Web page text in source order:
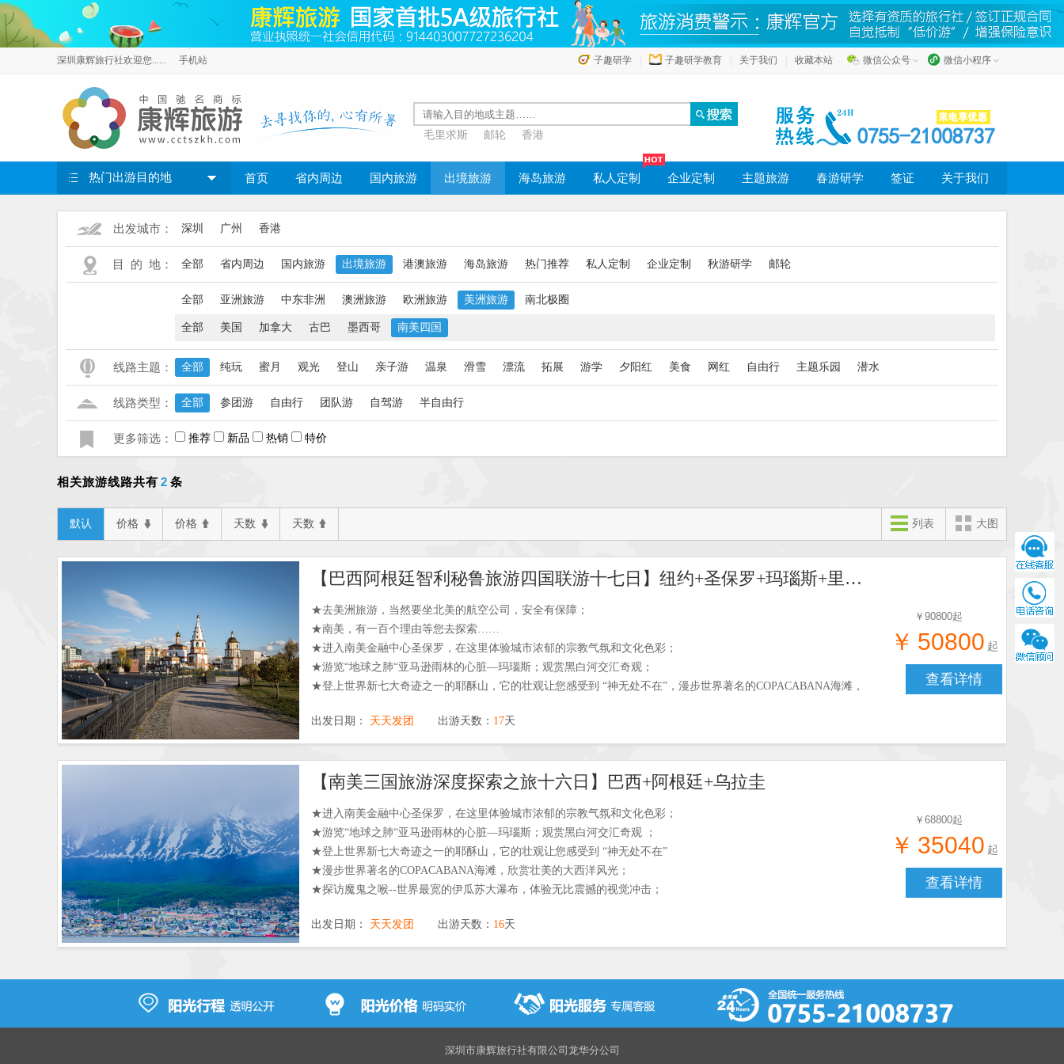
深圳康辉旅行社欢迎您...... 手机站 微信小程序
微信公众号
子趣研学 子趣研学教育 关于我们 收藏本站
毛里求斯 邮轮 香港
热门出游目的地 首页 省内周边 国内旅游 出境旅游 海岛旅游 私人定制 企业定制 主题旅游 春游研学 签证 关于我们
出发城市： 深圳 广州 香港
目 的 地： 全部 省内周边 国内旅游 出境旅游 港澳旅游 海岛旅游 热门推荐 私人定制 企业定制 秋游研学 邮轮
全部 亚洲旅游 中东非洲 澳洲旅游 欧洲旅游 美洲旅游 南北极圈
全部 美国 加拿大 古巴 墨西哥 南美四国
线路主题： 全部 纯玩 蜜月 观光 登山 亲子游 温泉 滑雪 漂流 拓展 游学 夕阳红 美食 网红 自由行 主题乐园 潜水
线路类型： 全部 参团游 自由行 团队游 自驾游 半自由行
更多筛选： 推荐 新品 热销 特价
相关旅游线路共有 2 条
默认 价格 价格 天数 天数 列表 大图
出发日期： 天天发团 出游天数： 17天
【巴西阿根廷智利秘鲁旅游四国联游十七日】纽约+圣保罗+玛瑙斯+里约热内卢+圣地亚哥
★去美洲旅游，当然要坐北美的航空公司，安全有保障；
★南美，有一百个理由等您去探索……
★进入南美金融中心圣保罗，在这里体验城市浓郁的宗教气氛和文化色彩；
★游览“地球之肺“亚马逊雨林的心脏—玛瑙斯；观赏黑白河交汇奇观；
★登上世界新七大奇迹之一的耶酥山，它的壮观让您感受到 “神无处不在”，漫步世界著名的COPACABANA海滩，
★被世界三大瀑布之一的伊瓜苏瀑布所震撼，探访魔鬼之喉--世界最宽的伊瓜苏大瀑布，体验无比震撼的视觉冲
击；
★游览首都布宜诺斯艾利斯，感受其历史悠久的文化氛围；
★相约世界文化遗产 “王者之城”利马；
★探秘“空中之城”“迷失之城”马丘比丘，见证印加帝国的灿烂文化；
★特别赠送巴西里约烤肉餐，依瓜苏瀑布公园水上餐厅当地餐，智利瓦尔帕莱索海鲜面餐，秘鲁PISCO烤鸡自助餐
+印加可乐四大特色餐；
￥ 90800起
￥ 50800 起
查看详情
出发日期： 天天发团 出游天数： 16天
【南美三国旅游深度探索之旅十六日】巴西+阿根廷+乌拉圭
★进入南美金融中心圣保罗，在这里体验城市浓郁的宗教气氛和文化色彩；
★游览“地球之肺“亚马逊雨林的心脏—玛瑙斯；观赏黑白河交汇奇观 ；
★登上世界新七大奇迹之一的耶酥山，它的壮观让您感受到 “神无处不在”
★漫步世界著名的COPACABANA海滩，欣赏壮美的大西洋风光；
★探访魔鬼之喉--世界最宽的伊瓜苏大瀑布，体验无比震撼的视觉冲击；
★乘船前往联合国教科文组织的世界遗产—“被世界遗忘的角落”乌拉圭最古老的小城科洛尼亚；
★特别安排游览阿根廷冰川国家公园，观赏莫雷诺冰川动人美景；
￥ 68800起
￥ 35040 起
查看详情
深圳市康辉旅行社有限公司